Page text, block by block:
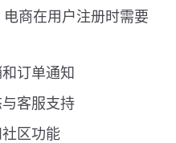
商在用户注册时需要
订单通知
客服支持
区功能